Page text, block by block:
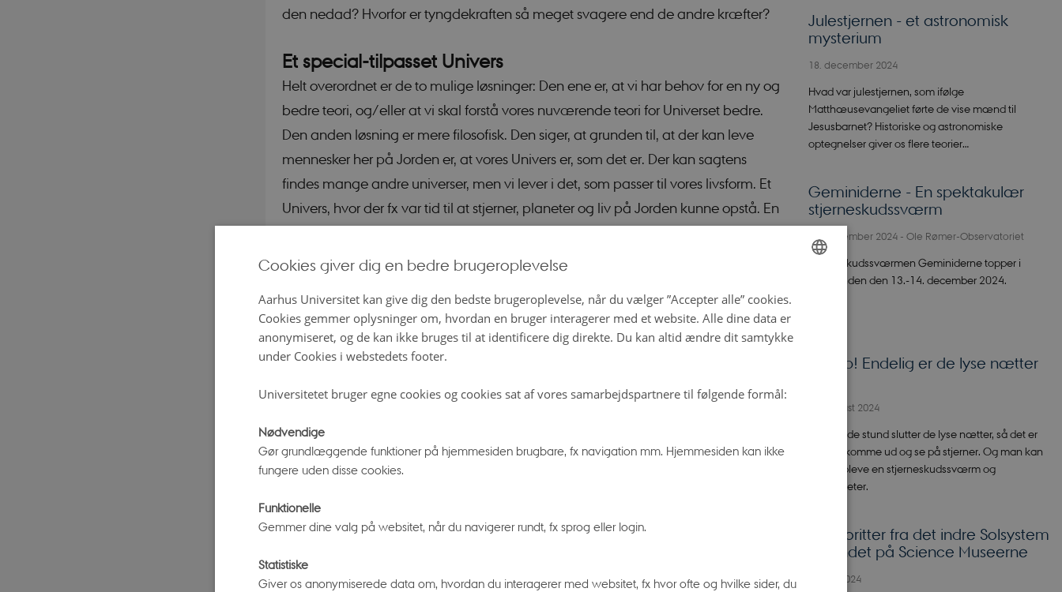
den nedad? Hvorfor er tyngdekraften så meget svagere end de andre kræfter?
Et special-tilpasset Univers
Helt overordnet er de to mulige løsninger: Den ene er, at vi har behov for en ny og
bedre teori, og/eller at vi skal forstå vores nuværende teori for Universet bedre.
Den anden løsning er mere filosofisk. Den siger, at grunden til, at der kan leve
mennesker her på Jorden er, at vores Univers er, som det er. Der kan sagtens
findes mange andre universer, men vi lever i det, som passer til vores livsform. Et
Univers, hvor der fx var tid til at stjerner, planeter og liv på Jorden kunne opstå. En
De fleste forskere hælder nok mest til den første løsning, men der er faktisk flere
To overordnede muligheder for flere universer
Den første mulighed er at spole tiden tilbage til det helt tidlige Univers. Her skete
forstå den store grad af ensartethed i vores Univers. Tager du fx et termometer i
hånden og måler temperaturen to tilfældige steder i tomrummet i Universet, vil
du måle den samme temperatur, selvom de to steder ligger nærmest uendelig
langt fra hinanden. Universet er altså helt enormt ensartet.
Universet som en boble i et over-univers
slags over-univers, hvor betingelserne for den eksplosive udvidelse pludselig er til
Julestjernen - et astronomisk
mysterium
18. december 2024
Hvad var julestjernen, som ifølge
Matthæusevangeliet førte de vise mænd til
Jesusbarnet? Historiske og astronomiske
optegnelser giver os flere teorier…
Geminiderne - En spektakulær
stjerneskudssværm
13. december 2024 - Ole Rømer-Observatoriet
Stjerneskudssværmen Geminiderne topper i
weekenden den 13.-14. december 2024.
Kig op! Endelig er de lyse nætter
08. august 2024
I skrivende stund slutter de lyse nætter, så det er
med at komme ud og se på stjerner. Og man kan
både opleve en stjerneskudssværm og
gasplaneter.
Meteoritter fra det indre Solsystem
er landet på Science Museerne
09. juli 2024
DANISH
Cookies giver dig en bedre brugeroplevelse
Aarhus Universitet kan give dig den bedste brugeroplevelse, når du vælger ”Accepter alle” cookies.
Cookies gemmer oplysninger om, hvordan en bruger interagerer med et website. Alle dine data er
anonymiseret, og de kan ikke bruges til at identificere dig direkte. Du kan altid ændre dit samtykke
under Cookies i webstedets footer.
Universitetet bruger egne cookies og cookies sat af vores samarbejdspartnere til følgende formål:
Nødvendige
Gør grundlæggende funktioner på hjemmesiden brugbare, fx navigation mm. Hjemmesiden kan ikke
fungere uden disse cookies.
Funktionelle
Gemmer dine valg på websitet, når du navigerer rundt, fx sprog eller login.
Statistiske
Giver os anonymiserede data om, hvordan du interagerer med websitet, fx hvor ofte og hvilke sider, du